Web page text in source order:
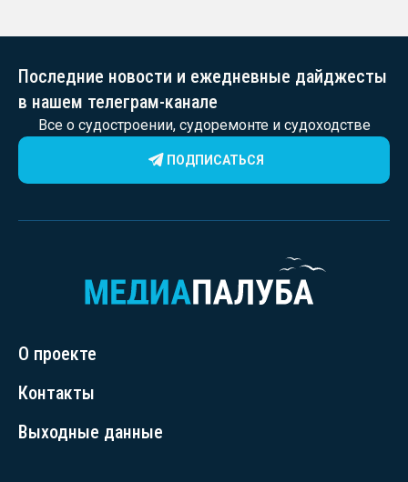
Последние новости и ежедневные дайджесты
в нашем телеграм-канале
Все о судостроении, судоремонте и судоходстве
ПОДПИСАТЬСЯ
О проекте
Контакты
Выходные данные